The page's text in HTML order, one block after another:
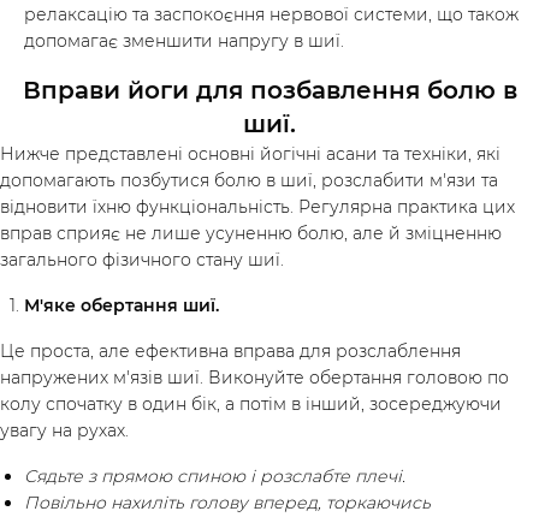
релаксацію та заспокоєння нервової системи, що також
допомагає зменшити напругу в шиї.
Вправи йоги для позбавлення болю в
шиї.
Нижче представлені основні йогічні асани та техніки, які
допомагають позбутися болю в шиї, розслабити м'язи та
відновити їхню функціональність. Регулярна практика цих
вправ сприяє не лише усуненню болю, але й зміцненню
загального фізичного стану шиї.
М'яке обертання шиї.
Це проста, але ефективна вправа для розслаблення
напружених м'язів шиї. Виконуйте обертання головою по
колу спочатку в один бік, а потім в інший, зосереджуючи
увагу на рухах.
Сядьте з прямою спиною і розслабте плечі.
Повільно нахиліть голову вперед, торкаючись